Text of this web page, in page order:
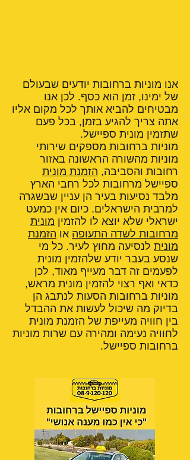
אנו מוניות ברחובות יודעים שבעולם
של ימינו, זמן הוא כסף. לכן אנו
מבטיחים להביא אותך לכל מקום אליו
אתה צריך להגיע בזמן, בכל פעם
שתזמין מונית ספיישל.
מוניות ברחובות מספקים שירותי
מוניות מהשורה הראשונה באזור
רחובות והסביבה, הזמנת מונית
ספיישל מרחובות לכל רחבי הארץ
מלבד נסיעות בעיר הן עניין שבשגרה
למרבית הישראלים. כיום אין כמעט
ישראלי שלא יוצא לו להזמין מונית
מרחובות לשדה התעופה או הזמנת
מונית לנסיעה מחוץ לעיר. כל מי
שנסע בעבר יודע שלהזמין מונית
לפעמים זה דבר מעייף מאוד, לכן
כדאי ואף רצוי להזמין מונית מראש,
מוניות ברחובות הסעות לנתבג הן
בדיוק מה שיכול לעשות את ההבדל
בין חוויה מעייפת של הזמנת מונית
לחוויה נעימה ומהירה עם שרות מוניות
ברחובות ספיישל.